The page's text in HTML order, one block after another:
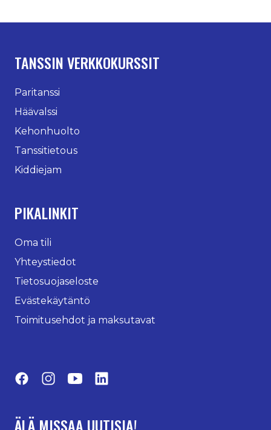
TANSSIN VERKKOKURSSIT
Paritanssi
Häävalssi
Kehonhuolto
Tanssitietous
Kiddiejam
PIKALINKIT
Oma tili
Yhteystiedot
Tietosuojaseloste
Evästekäytäntö
Toimitusehdot ja maksutavat
FacebookInstagramYouTube
ÄLÄ MISSAA UUTISIA!